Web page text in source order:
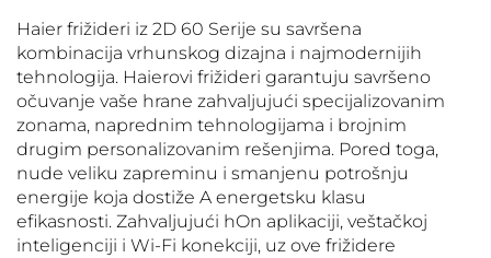
Haier frižideri iz 2D 60 Serije su savršena
kombinacija vrhunskog dizajna i najmodernijih
tehnologija. Haierovi frižideri garantuju savršeno
očuvanje vaše hrane zahvaljujući specijalizovanim
zonama, naprednim tehnologijama i brojnim
drugim personalizovanim rešenjima. Pored toga,
nude veliku zapreminu i smanjenu potrošnju
energije koja dostiže A energetsku klasu
efikasnosti. Zahvaljujući hOn aplikaciji, veštačkoj
inteligenciji i Wi-Fi konekciji, uz ove frižidere